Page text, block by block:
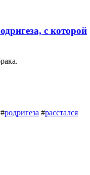
с которой
#родригеза #расстался